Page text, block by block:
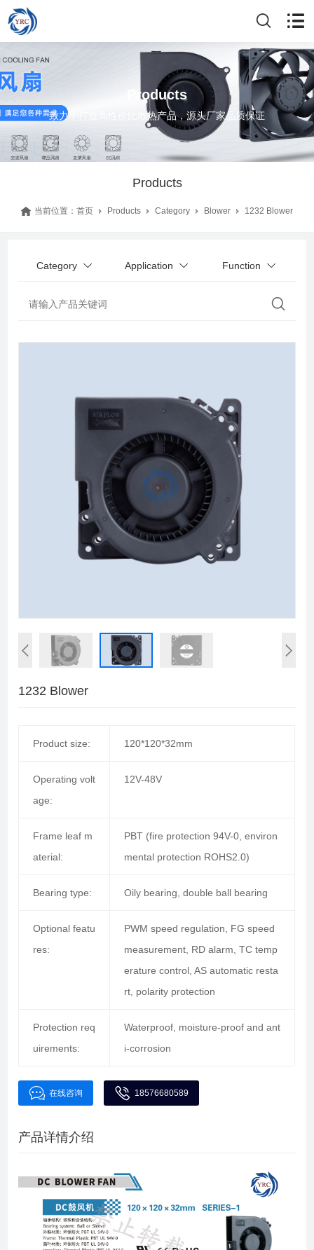
Products
致力于打造高性价比散热产品，源头厂家品质保证
Products
当前位置： 首页 Products Category Blower 1232 Blower
Category Application Function
1232 Blower
Product size: 120*120*32mm
Operating volt
age:
12V-48V
Frame leaf m
aterial:
PBT (fire protection 94V-0, environ
mental protection ROHS2.0)
Bearing type: Oily bearing, double ball bearing
Optional featu
res:
PWM speed regulation, FG speed
measurement, RD alarm, TC temp
erature control, AS automatic resta
rt, polarity protection
Protection req
uirements:
Waterproof, moisture-proof and ant
i-corrosion
在线咨询 18576680589
产品详情介绍